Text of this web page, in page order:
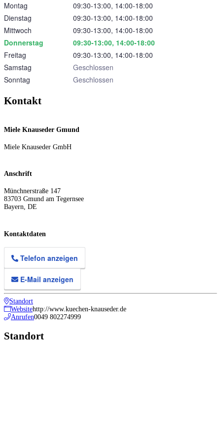
Montag
09:30‑13:00, 14:00‑18:00
Dienstag
09:30‑13:00, 14:00‑18:00
Mittwoch
09:30‑13:00, 14:00‑18:00
Donnerstag
09:30‑13:00, 14:00‑18:00
Freitag
09:30‑13:00, 14:00‑18:00
Samstag
Geschlossen
Sonntag
Geschlossen
Kontakt
Miele Knauseder Gmund
Miele Knauseder GmbH
Anschrift
Münchnerstraße 147
83703 Gmund am Tegernsee
Bayern DE
Kontaktdaten
Telefon anzeigen
E-Mail anzeigen
Standort
Websitehttp://www.kuechen-knauseder.de
Anrufen0049 802274999
Standort